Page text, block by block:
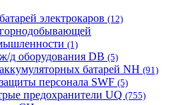
электрокаров (12)
(1)
д оборудования DB (5)
батарей NH (91)
персонала SWF (5)
предохранители UQ (755)